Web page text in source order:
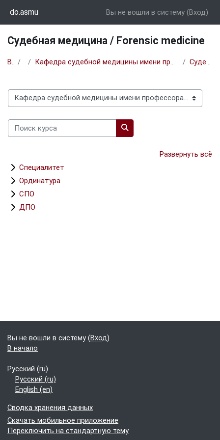
do.asmu Вы не вошли в систему (Вход)
Судебная медицина / Forensic medicine
В начало Курсы Кафедра судебной медицины имени профессора В.Н. Крюкова и патологической анатомии с курсом ДПО/Department of Forensic Medicine named after V.N. Kryukov and Pathological Anatomy with APE course Судебная медицина / Forensic medicine
Категории курсов
Поиск курса
Поиск курса
Развернуть всё
Специалитет
Ординатура
СПО
ДПО
Вы не вошли в систему (Вход)
В начало
Русский ‎(ru)‎
Русский ‎(ru)‎
English ‎(en)‎
Сводка хранения данных
Скачать мобильное приложение
Переключить на стандартную тему